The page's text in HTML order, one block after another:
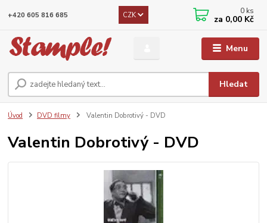
Menu
CZK
Hledat
+420 605 816 685 0 ks
za 0,00 Kč
Úvod DVD filmy Valentin Dobrotivý - DVD
Valentin Dobrotivý - DVD